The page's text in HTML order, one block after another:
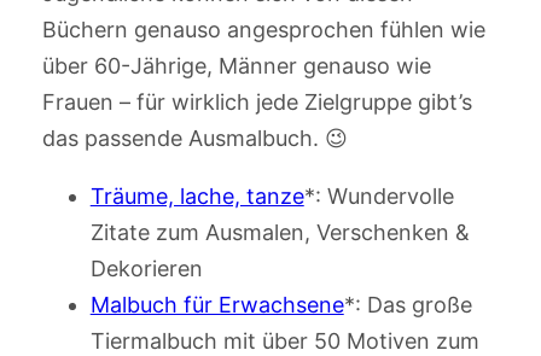
Büchern genauso angesprochen fühlen wie
über 60-Jährige, Männer genauso wie
Frauen – für wirklich jede Zielgruppe gibt’s
das passende Ausmalbuch. 😉
Träume, lache, tanze*: Wundervolle
Zitate zum Ausmalen, Verschenken &
Dekorieren
Malbuch für Erwachsene*: Das große
Tiermalbuch mit über 50 Motiven zum